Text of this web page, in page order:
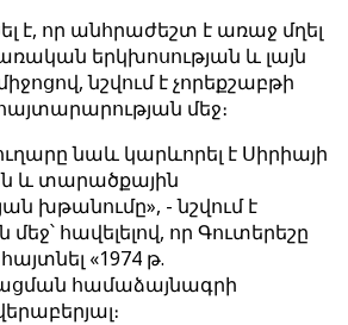
է, որ անհրաժեշտ է առաջ մղել
երկխոսության և լայն
նշվում է չորեքշաբթի
մեջ։
նաև կարևորել է Սիրիայի
և տարածքային
խթանումը», - նշվում է
հավելելով, որ Գուտերեշը
«1974 թ.
համաձայնագրի